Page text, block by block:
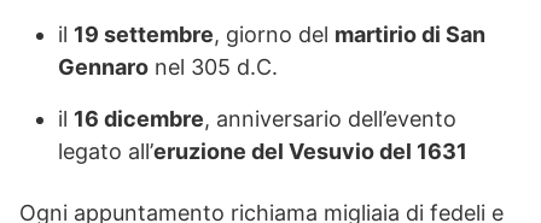
il 19 settembre, giorno del martirio di San
Gennaro nel 305 d.C.
il 16 dicembre, anniversario dell’evento
legato all’eruzione del Vesuvio del 1631
Ogni appuntamento richiama migliaia di fedeli e